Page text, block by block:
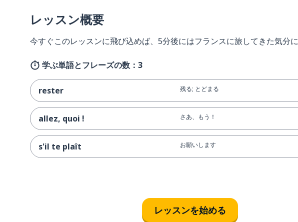
レッスン概要
今すぐこのレッスンに飛び込めば、5分後にはフランスに旅してきた気分に
学ぶ単語とフレーズの数：3
rester 残る; とどまる
allez, quoi ! さあ、もう！
s'il te plaît お願いします
レッスンを始める